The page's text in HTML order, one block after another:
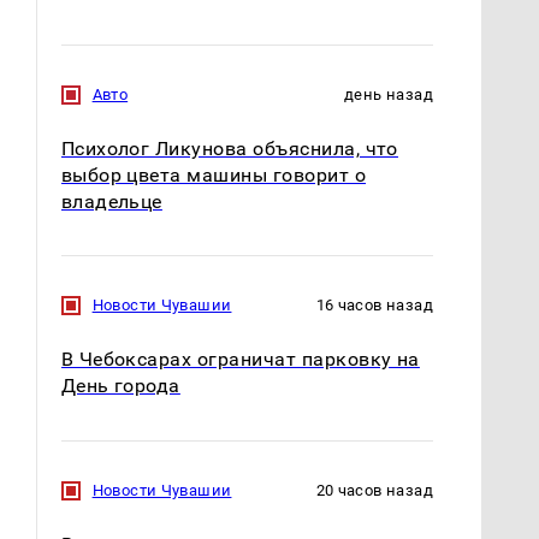
Авто день назад
Психолог Ликунова объяснила, что
выбор цвета машины говорит о
владельце
Новости Чувашии 16 часов назад
В Чебоксарах ограничат парковку на
День города
Новости Чувашии 20 часов назад